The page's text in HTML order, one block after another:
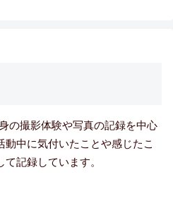
の撮影体験や写真の記録を中心
中に気付いたことや感じたこ
記録しています。